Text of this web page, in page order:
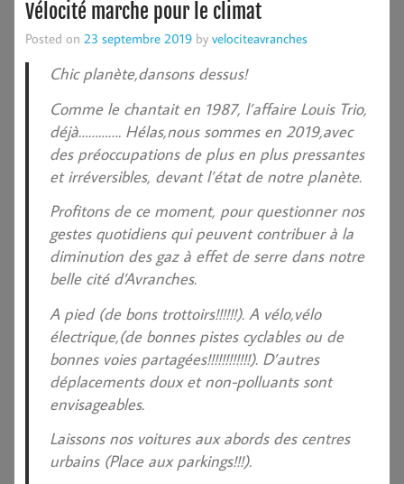
Vélocité marche pour le climat
Posted on 23 septembre 2019 by velociteavranches
Chic planète,dansons dessus!
Comme le chantait en 1987, l’affaire Louis Trio,
déjà…………. Hélas,nous sommes en 2019,avec
des préoccupations de plus en plus pressantes
et irréversibles, devant l’état de notre planète.
Profitons de ce moment, pour questionner nos
gestes quotidiens qui peuvent contribuer à la
diminution des gaz à effet de serre dans notre
belle cité d’Avranches.
A pied (de bons trottoirs!!!!!!). A vélo,vélo
électrique,(de bonnes pistes cyclables ou de
bonnes voies partagées!!!!!!!!!!!!). D’autres
déplacements doux et non-polluants sont
envisageables.
Laissons nos voitures aux abords des centres
urbains (Place aux parkings!!!).